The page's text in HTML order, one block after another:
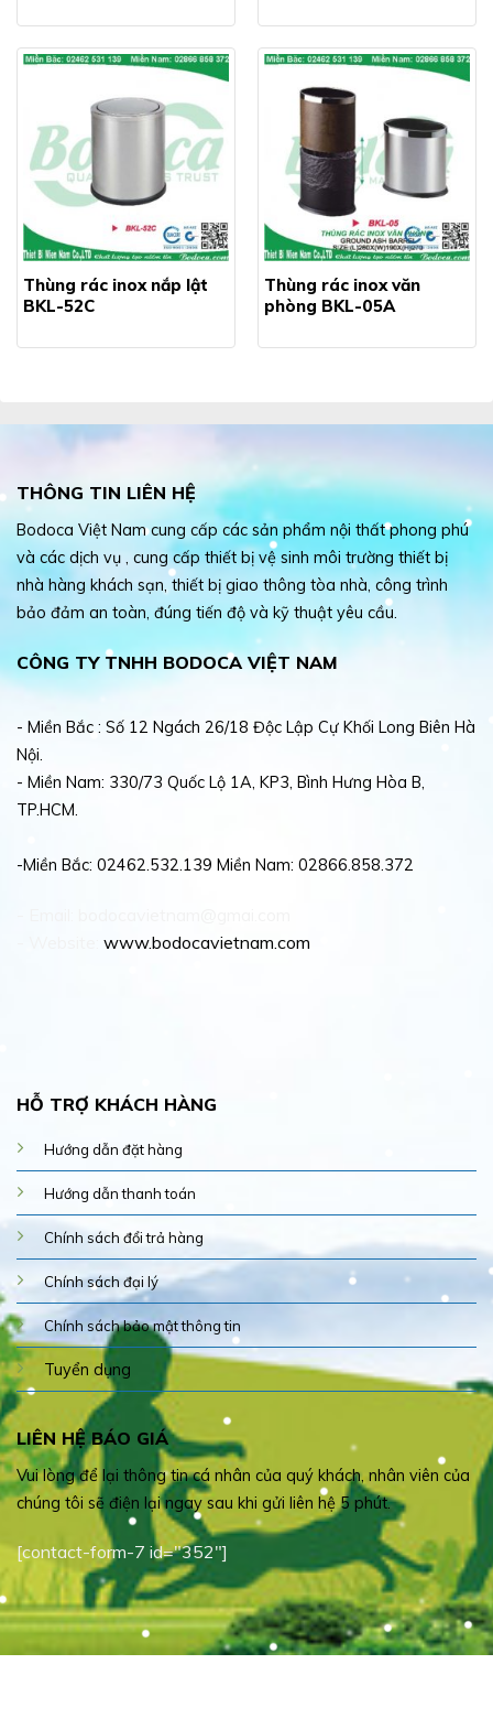
Thùng rác inox nắp lật
BKL-52C
Thùng rác inox văn
phòng BKL-05A
THÔNG TIN LIÊN HỆ
Bodoca Việt Nam cung cấp các sản phẩm nội thất phong phú
và các dịch vụ , cung cấp thiết bị vệ sinh môi trường thiết bị
nhà hàng khách sạn, thiết bị giao thông tòa nhà, công trình
bảo đảm an toàn, đúng tiến độ và kỹ thuật yêu cầu.
CÔNG TY TNHH BODOCA VIỆT NAM
- Miền Bắc : Số 12 Ngách 26/18 Độc Lập Cự Khối Long Biên Hà
Nội.
- Miền Nam: 330/73 Quốc Lộ 1A, KP3, Bình Hưng Hòa B,
TP.HCM.
-Miền Bắc: 02462.532.139 Miền Nam: 02866.858.372
www.bodocavietnam.com
HỖ TRỢ KHÁCH HÀNG
Hướng dẫn đặt hàng
Hướng dẫn thanh toán
Chính sách đổi trả hàng
Chính sách đại lý
Chính sách bảo mật thông tin
Tuyển dụng
LIÊN HỆ BÁO GIÁ
Vui lòng để lại thông tin cá nhân của quý khách, nhân viên của
chúng tôi sẽ điện lại ngay sau khi gửi liên hệ 5 phút.
[contact-form-7 id="352"]